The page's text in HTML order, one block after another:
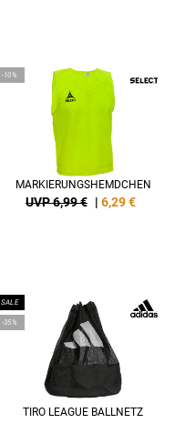
-10%
MARKIERUNGSHEMDCHEN
UVP 6,99 € | 6,29€
SALE
-35%
TIRO LEAGUE BALLNETZ